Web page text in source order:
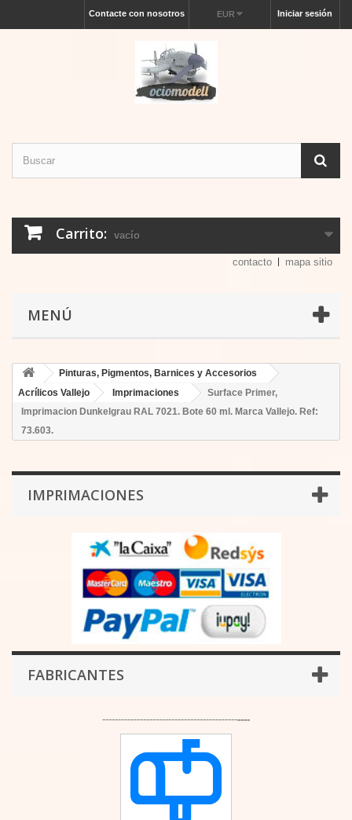
Iniciar sesión
EUR
Contacte con nosotros
Carrito: vacío
contacto mapa sitio
MENÚ
Pinturas, Pigmentos, Barnices y Accesorios
Acrílicos Vallejo
Imprimaciones
Surface Primer,
Imprimacion Dunkelgrau RAL 7021. Bote 60 ml. Marca Vallejo. Ref:
73.603.
IMPRIMACIONES
FABRICANTES
-----------------------------------------------